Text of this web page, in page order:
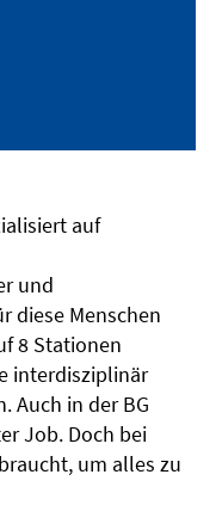
auf
und
diese Menschen
8 Stationen
interdisziplinär
Auch in der BG
Job. Doch bei
um alles zu